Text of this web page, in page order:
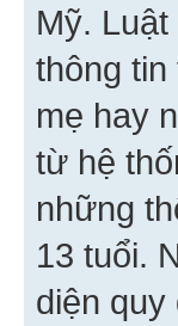
Mỹ.
thông
mẹ hay
từ hệ
những
13 tuổi.
diện quy